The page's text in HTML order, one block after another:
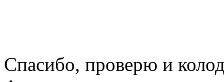
Спасибо, проверю и